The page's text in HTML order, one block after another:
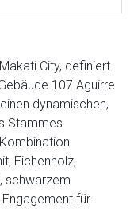
City, definiert
107 Aguirre
dynamischen,
Stammes
Eichenholz,
schwarzem
für